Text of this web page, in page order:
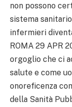
non possono
sistema
infermieri
ROMA 29 APR
orgoglio che ci
salute e come
onoreficenza
della Sanità